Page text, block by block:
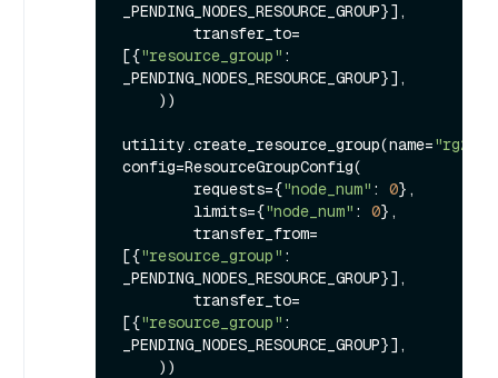
_PENDING_NODES_RESOURCE_GROUP}],
[{"resource_group" :
_PENDING_NODES_RESOURCE_GROUP}],
utility.create_resource_group(name="rg2"
config=ResourceGroupConfig(
        requests={
"node_num" : 0},
        limits={
"node_num" : 0},
[{"resource_group" :
_PENDING_NODES_RESOURCE_GROUP}],
[{"resource_group" :
_PENDING_NODES_RESOURCE_GROUP}],